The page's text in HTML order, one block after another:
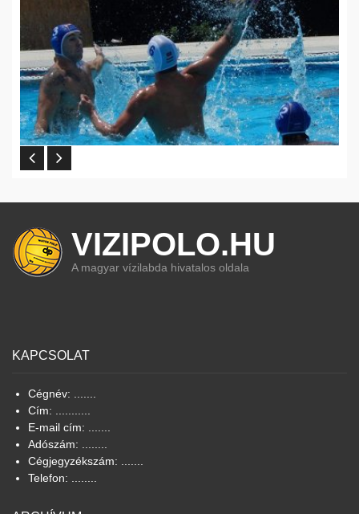
VIZIPOLO.HU
A magyar vízilabda hivatalos oldala
KAPCSOLAT
Cégnév: .......
Cím: ...........
E-mail cím: .......
Adószám: ........
Cégjegyzékszám: .......
Telefon: ........